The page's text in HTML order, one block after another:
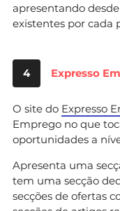
apresentando
existentes por cada
4 Expresso
O site do Expresso
Emprego no que
oportunidades a
Apresenta uma
tem uma secção
secções de ofertas